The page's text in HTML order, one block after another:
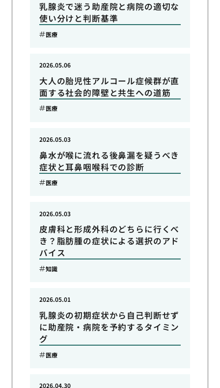
乳腺炎で迷う助産院と病院の適切な
使い分けと判断基準
医療
大人の胎児性アルコール症候群が直
面する社会的障壁と共生への道筋
2026.05.06
医療
鼻水が喉に流れる後鼻漏を疑うべき
症状と耳鼻咽喉科での診断
2026.05.03
医療
皮膚科と形成外科のどちらに行くべ
き？脂肪腫の症状による選択のアド
バイス
2026.05.03
知識
乳腺炎の初期症状から自己判断せず
に助産院・病院を予約するタイミン
グ
2026.05.01
医療
2026.04.30